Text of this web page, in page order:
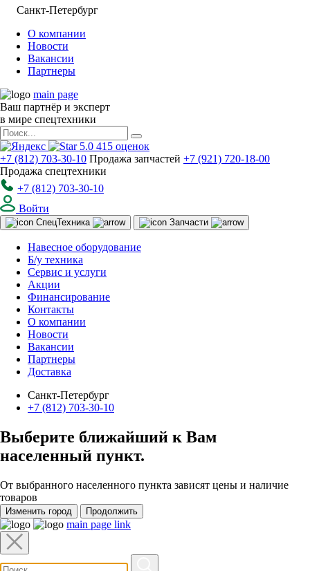
Санкт-Петербург
О компании
Новости
Вакансии
Партнеры
main page
Ваш партнёр и эксперт
в мире спецтехники
5.0 415 оценок
+7 (812) 703-30-10 Продажа запчастей +7 (921) 720-18-00
Продажа спецтехники
+7 (812) 703-30-10
Войти
СпецТехника Запчасти
Навесное оборудование
Б/у техника
Сервис и услуги
Акции
Финансирование
Контакты
О компании
Новости
Вакансии
Партнеры
Доставка
Санкт-Петербург
+7 (812) 703-30-10
Выберите ближайший к Вам
населенный пункт.
От выбранного населенного пункта зависят цены и наличие
товаров
Изменить город Продолжить
main page link